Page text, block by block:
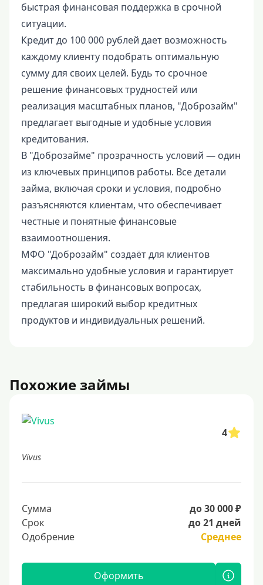
быстрая финансовая поддержка в срочной
ситуации.
Кредит до 100 000 рублей дает возможность
каждому клиенту подобрать оптимальную
сумму для своих целей. Будь то срочное
решение финансовых трудностей или
реализация масштабных планов, "Доброзайм"
предлагает выгодные и удобные условия
кредитования.
В "Доброзайме" прозрачность условий — один
из ключевых принципов работы. Все детали
займа, включая сроки и условия, подробно
разъясняются клиентам, что обеспечивает
честные и понятные финансовые
взаимоотношения.
МФО "Доброзайм" создаёт для клиентов
максимально удобные условия и гарантирует
стабильность в финансовых вопросах,
предлагая широкий выбор кредитных
продуктов и индивидуальных решений.
Похожие займы
4
Vivus
Сумма
до 30 000 ₽
Срок
до 21 дней
Одобрение
Среднее
Оформить